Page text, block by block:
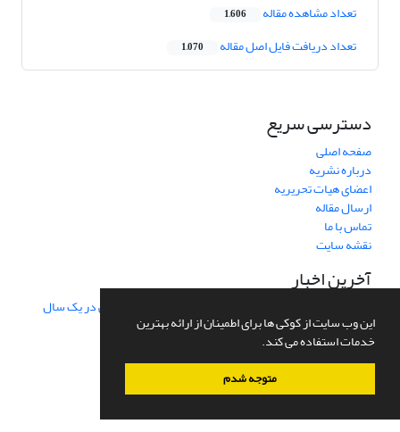
این وب سایت از کوکی ها برای اطمینان از ارائه بهترین
خدمات استفاده می کند.
متوجه شدم
تعداد مشاهده مقاله 1,606
تعداد دریافت فایل اصل مقاله 1,070
دسترسی سریع
صفحه اصلی
درباره نشریه
اعضای هیات تحریریه
ارسال مقاله
تماس با ما
نقشه سایت
آخرین اخبار
محورها وموضوعات پیشنهادی برای دریافت مقالات پژوهشی در یک سال
آتی مشخص شد1395-10-07